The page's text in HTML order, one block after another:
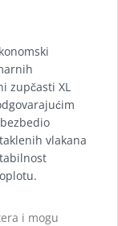
zupčasti XL
vlakana
i mogu